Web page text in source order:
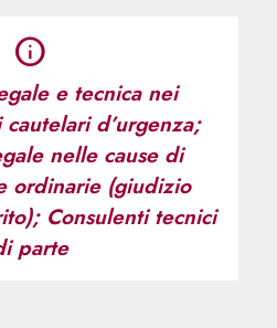
info
e tecnica nei
d’urgenza;
nelle cause di
ordinarie (giudizio
Consulenti tecnici
parte